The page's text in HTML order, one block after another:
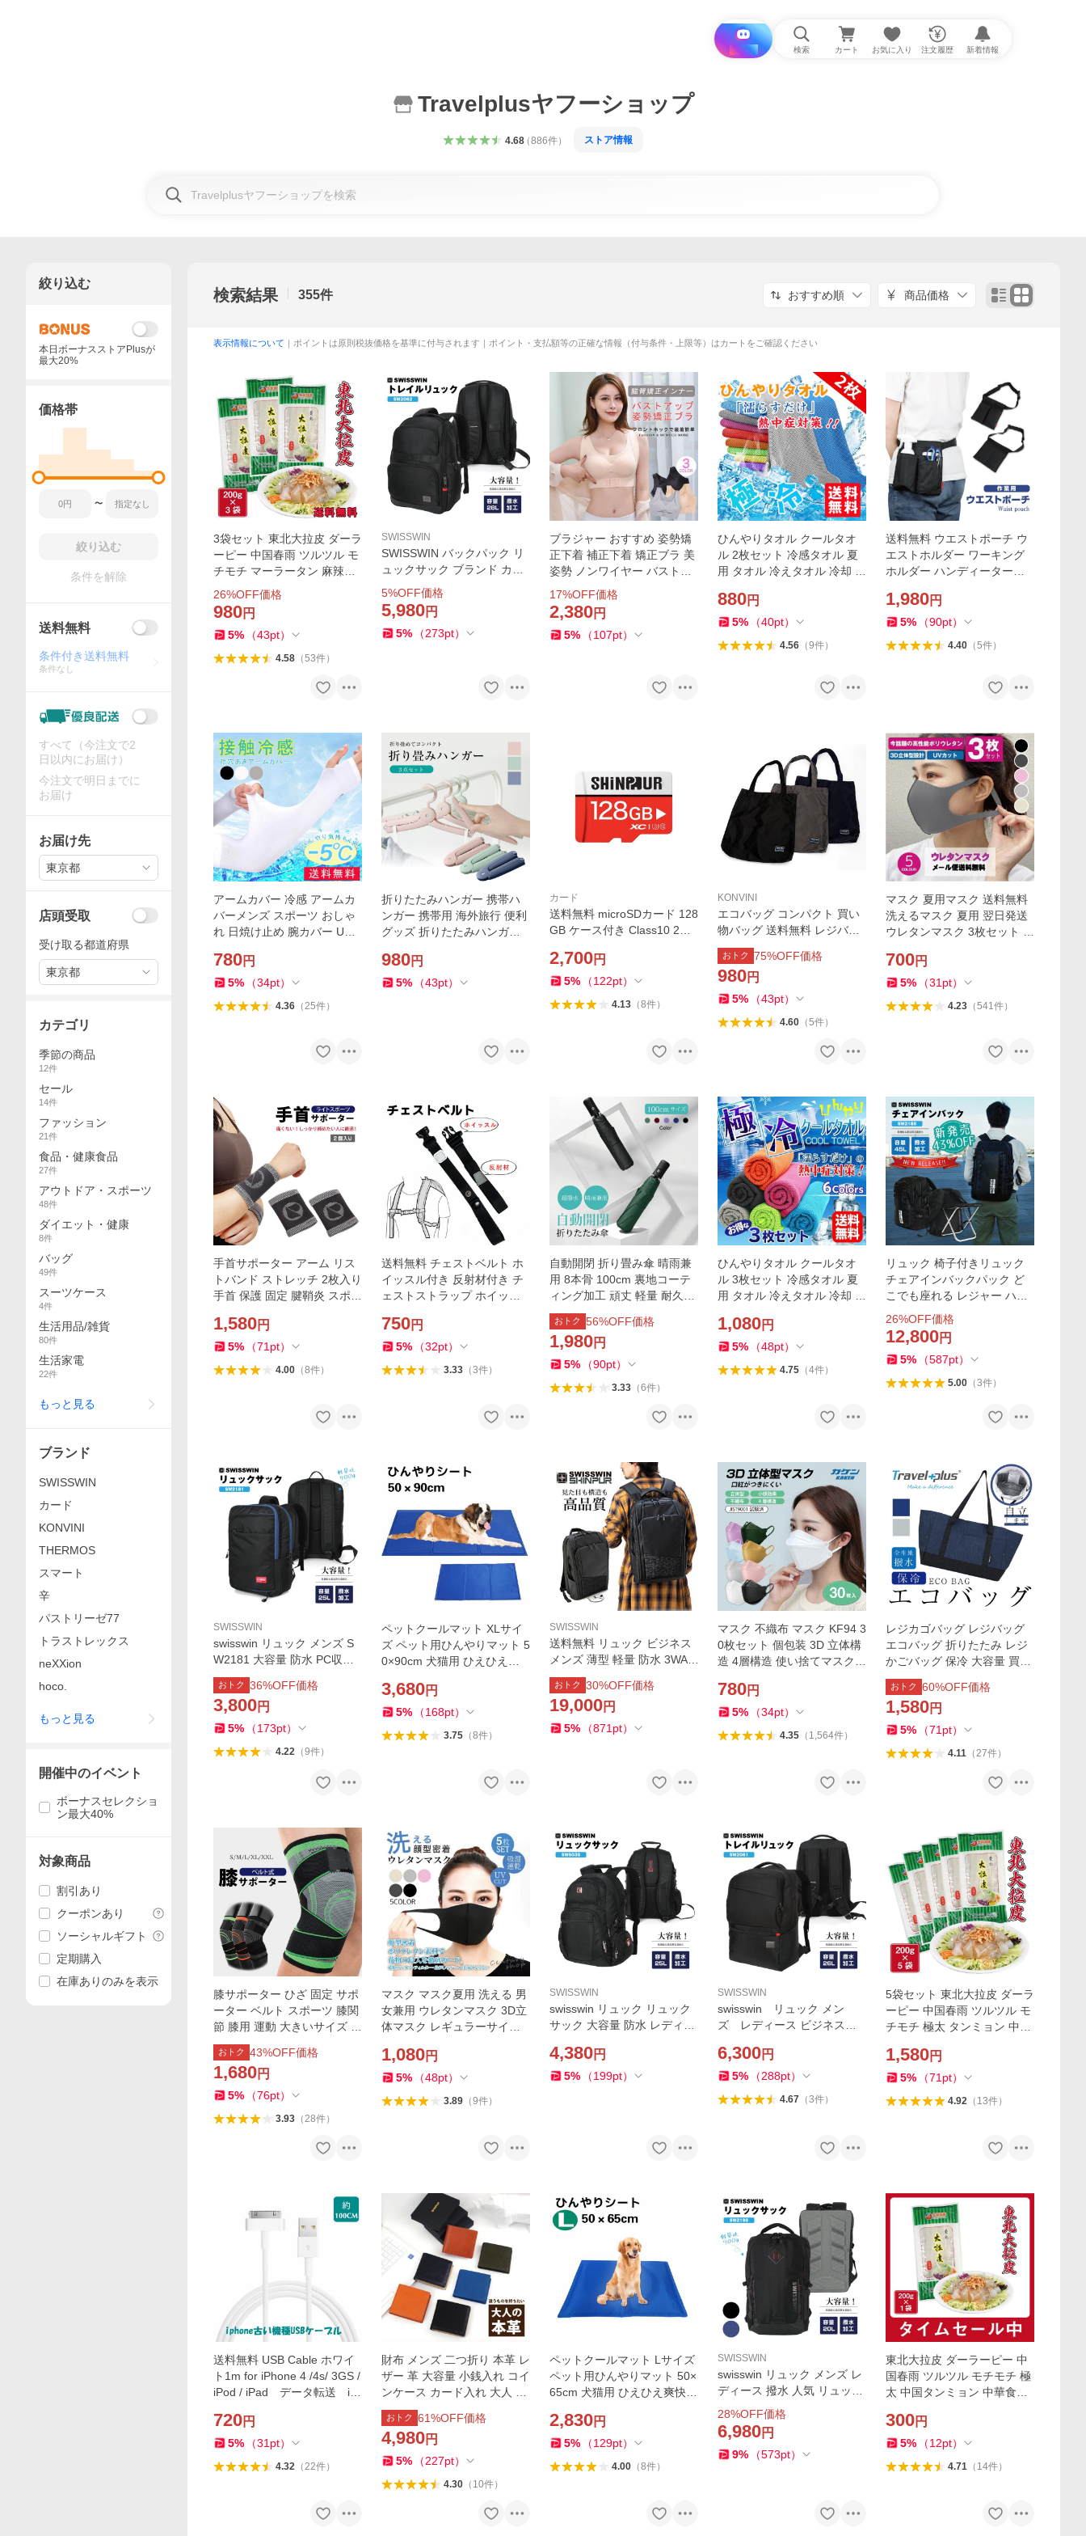
i と探す 検索 カート お気に入り 注文履歴 新着情報
Travelplusヤフーショップ
4.68（886件） ストア情報
検索結果 355件 おすすめ順 商品価格
表示情報について ｜ポイントは原則税抜価格を基準に付与されます｜ポイント・支払額等の正確な情報（付与条件・上限等）はカートをご確認ください
3袋セット 東北大拉皮 ダーラ
ーピー 中国春雨 ツルツル モ
チモチ マーラータン 麻辣湯
極太 平麺 寛粉皮 トッポギに
鍋料理に ユーチューブやTwit
terで話題
26%OFF価格
980円
5% （43pt）
4.58（53件）
SWISSWIN
SWISSWIN バックパック リ
ュックサック ブランド カバ
ン かばん 通勤 通学 大容量
ポケット 多い サイドポケッ
ト ビジネス 旅行用 PC収納
新生活 sw2062送料無料
5%OFF価格
5,980円
5% （273pt）
ブラジャー おすすめ 姿勢矯
正下着 補正下着 矯正ブラ 美
姿勢 ノンワイヤー バストア
ップ 猫背 矯正 快適 脇肉誘導
姿勢サポーター
17%OFF価格
2,380円
5% （107pt）
ひんやりタオル クールタオ
ル 2枚セット 冷感タオル 夏
用 タオル 冷えタオル 冷却 冷
ト ネッククーラー スポーツ
タオル 送料無料
880円
5% （40pt）
4.56（9件）
送料無料 ウエストポーチ ウ
エストホルダー ワーキング
ホルダー ハンディーターミ
用 小物入れ 簡単装着
1,980円
5% （90pt）
4.40（5件）
アームカバー 冷感 アームカ
バーメンズ スポーツ おしゃ
れ 日焼け止め 腕カバー UV
ニング 紫外線カット 黒 白 送
料無料
780円
5% （34pt）
4.36（25件）
折りたたみハンガー 携帯ハ
ンガー 携帯用 海外旅行 便利
グッズ 折りたたみハンガー3
クト おしゃれ かわいい トラ
ベルグッズ 旅行用
980円
5% （43pt）
カード
送料無料 microSDカード 128
GB ケース付き Class10 2年
プタ付き マイクロSD microS
DXC クラス10 SDカード Nin
2,700円
5% （122pt）
4.13（8件）
KONVINI
エコバッグ コンパクト 買い
物バッグ 送料無料 レジバッ
グ 折りたたみ ミニ 軽く 軽量
コンビニ 買い物 エコ ショッ
ピングバッグ 在庫あり TP75
0663
おトク 75%OFF価格
980円
5% （43pt）
4.60（5件）
マスク 夏用マスク 送料無料
洗えるマスク 夏用 翌日発送
ウレタンマスク 3枚セット 男
体マスク 花粉症 ウィルス飛
沫 個包装
700円
5% （31 pt）
4.23（541件）
手首サポーター アーム リス
トバンド ストレッチ 2枚入り
手首 保護 固定 腱鞘炎 スポー
グ すっきりフィット 伸縮性
送料無料
1,580円
5% （71 pt）
4.00（8件）
送料無料 チェストベルト ホ
イッスル付き 反射材付き チ
ェストストラップ ホイッス
リュックずり落ち防止ベルト
バックル式 調整可能
750円
5% （32pt）
3.33（3件）
自動開閉 折り畳み傘 晴雨兼
用 8本骨 100cm 裏地コーテ
ィング加工 頑丈 軽量 耐久性
超撥水 丈夫 ワンタッチ 傘 大
きい メンズ レディース 遮光
遮熱 耐風 軽量
おトク 56%OFF価格
1,980円
5% （90pt）
3.33（6件）
ひんやりタオル クールタオ
ル 3枚セット 冷感タオル 夏
用 タオル 冷えタオル 冷却 冷
ト ネッククーラー スポーツ
タオル 送料無料
1,080円
5% （48pt）
4.75（4件）
リュック 椅子付きリュック
チェアインバックパック ど
こでも座れる レジャー ハイ
キング スポーツ 釣り 観戦 高
性能 大容量 防水 撥水旅行 送
料無料
26%OFF価格
12,800円
5% （587pt）
5.00（3件）
SWISSWIN
swisswin リュック メンズ S
W2181 大容量 防水 PC収納
ビジネス リュックサック 旅
行バッグ カジュアル 登山 通
学 通学 出張 軽量 大きめ プ
レゼント
おトク 36%OFF価格
3,800円
5% （173pt）
4.22（9件）
ペットクールマット XLサイ
ズ ペット用ひんやりマット 5
0×90cm 犬猫用 ひえひえ爽
策 中・小型犬用
3,680円
5% （168pt）
3.75（8件）
SWISSWIN
送料無料 リュック ビジネス
メンズ 薄型 軽量 防水 3WAY
通勤 swisswin リュックサッ
ク バックパック ビジネスリ
ュック PC対応 PC パソコン
バックパック
おトク 30%OFF価格
19,000円
5% （871 pt）
マスク 不織布 マスク KF94 3
0枚セット 個包装 3D 立体構
造 4層構造 使い捨てマスク
ネ曇り軽減 レディース 小顔
効果 男女兼用
780円
5% （34pt）
4.35（ 1,564件）
レジカゴバッグ レジバッグ
エコバッグ 折りたたみ レジ
かごバッグ 保冷 大容量 買い
物バッグ ショッピングバッ
グ 保冷レジ エコバッグ ショ
ッピングバッグ 軽量
おトク 60%OFF価格
1,580円
5% （71 pt）
4.11（27件）
膝サポーター ひざ 固定 サポ
ーター ベルト スポーツ 膝関
節 膝用 運動 大きいサイズ ひ
ざ痛 ランニング 保護 膝当て
膝パッド ひざ 送料無料
おトク 43%OFF価格
1,680円
5% （76pt）
3.93（28件）
マスク マスク夏用 洗える 男
女兼用 ウレタンマスク 3D立
体マスク レギュラーサイズ
用 清潔 快適マスク 送料無料
5枚セット
1,080円
5% （48pt）
3.89（9件）
SWISSWIN
swisswin リュック リュック
サック 大容量 防水 レディー
ア バッグ 大きめ ポケット 多
い アウトドア サイドポケッ
4,380円
5% （199pt）
SWISSWIN
swisswin リュック メン
ズ レディース ビジネスリ
リュックサック 高校生 通
学 アウトドア PC リュ
6,300円
5% （288pt）
4.67（3件）
5袋セット 東北大拉皮 ダーラ
ーピー 中国春雨 ツルツル モ
チモチ 極太 タンミョン 中華
ギに 鍋料理に ユーチューブ
やTwitterで話題
1,580円
5% （71 pt）
4.92（ 13件）
送料無料 USB Cable ホワイ
ト1m for iPhone 4 /4s/ 3GS /
iPod / iPad データ転送 iP
USBケーブル usb cable ipho
ne充電ケーブル
720円
5% （31 pt）
4.32（22件）
財布 メンズ 二つ折り 本革 レ
ザー 革 大容量 小銭入れ コイ
ンケース カード入れ 大人 オ
シャレ ボックス型 コンパク
ト シンプル 使いやすい 新生
活
おトク 61%OFF価格
4,980円
5% （227pt）
4.30（ 10件）
ペットクールマット Lサイズ
ペット用ひんやりマット 50×
65cm 犬猫用 ひえひえ爽快
中型犬用
2,830円
5% （129pt）
4.00（8件）
SWISSWIN
swisswin リュック メンズ レ
ディース 撥水 人気 リュック
サック ホイッス付き 通勤 通
学 旅行 出張 キャンプ 防災
アウトドア 登山リュック プ
レゼント
28%OFF価格
6,980円
9% （573pt）
東北大拉皮 ダーラーピー 中
国春雨 ツルツル モチモチ 極
太 中国タンミョン 中華食材
に 鍋料理に ユーチューブやT
witterで話題
300円
5% （12pt）
4.71（ 14件）
絞り込む
本日ボーナスストアPlusが
最大20%
価格帯
〜
絞り込む
条件を解除
送料無料
条件付き送料無料
条件なし
すべて（今注文で2
日以内にお届け）
今注文で明日までに
お届け
お届け先
東京都
店頭受取
受け取る都道府県
東京都
カテゴリ
季節の商品
12件
セール
14件
ファッション
21件
食品・健康食品
27件
アウトドア・スポーツ
48件
ダイエット・健康
8件
バッグ
49件
スーツケース
4件
生活用品/雑貨
80件
生活家電
22件
もっと見る
ブランド
SWISSWIN
カード
KONVINI
THERMOS
スマート
辛
パストリーゼ77
トラストレックス
neXXion
hoco.
もっと見る
開催中のイベント
ボーナスセレクショ
ン最大40%
対象商品
割引あり
クーポンあり
ソーシャルギフト
定期購入
在庫ありのみを表示